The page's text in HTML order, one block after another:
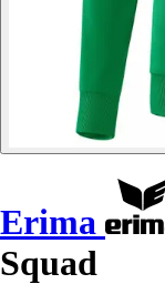
Erima
Squad